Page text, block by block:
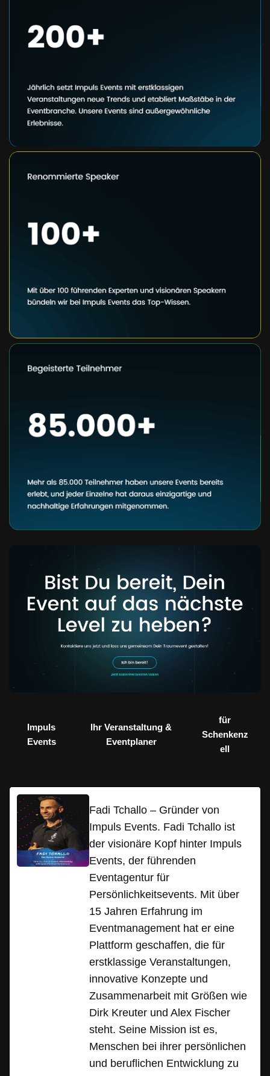
Impuls
Events
Ihr Veranstaltung &
Eventplaner
für
Schenkenz
ell
Fadi Tchallo – Gründer von
Impuls Events. Fadi Tchallo ist
der visionäre Kopf hinter Impuls
Events, der führenden
Eventagentur für
Persönlichkeitsevents. Mit über
15 Jahren Erfahrung im
Eventmanagement hat er eine
Plattform geschaffen, die für
erstklassige Veranstaltungen,
innovative Konzepte und
Zusammenarbeit mit Größen wie
Dirk Kreuter und Alex Fischer
steht. Seine Mission ist es,
Menschen bei ihrer persönlichen
und beruflichen Entwicklung zu